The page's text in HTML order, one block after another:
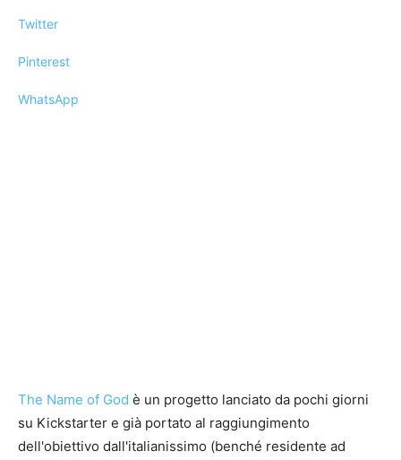
Twitter
Pinterest
WhatsApp
The Name of God è un progetto lanciato da pochi giorni
su Kickstarter e già portato al raggiungimento
dell'obiettivo dall'italianissimo (benché residente ad